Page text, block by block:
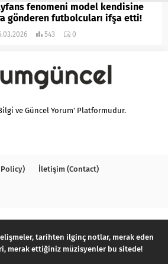
fenomeni model kendisine
gönderen futbolcuları ifşa etti!
543 0
ve Güncel Yorum' Platformudur.
İletişim (Contact)
tarihten ilginç notlar, merak eden
merak ettiğiniz müzisyenler bu sitede!